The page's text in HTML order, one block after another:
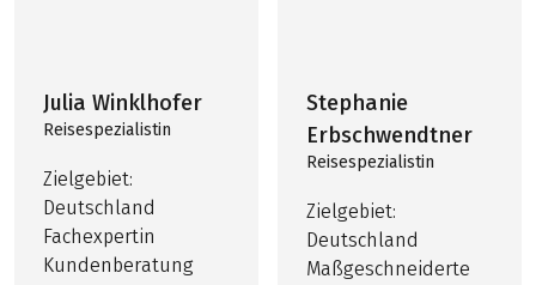
Julia Winklhofer
Reisespezialistin
Zielgebiet:
Deutschland
Fachexpertin
Kundenberatung
Stephanie
Erbschwendtner
Reisespezialistin
Zielgebiet:
Deutschland
Maßgeschneiderte